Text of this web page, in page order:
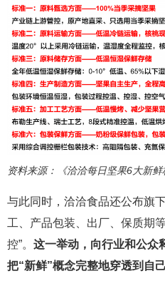
资料来源：《洽洽每日坚果6大新鲜
与此同时，洽洽食品还公布旗
工、产品包装、出厂、保质期
控”。 这一举动，向行业和公众
把“新鲜”概念完整地穿透到自